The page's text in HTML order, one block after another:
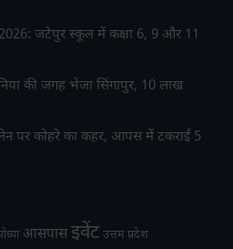
जटेपुर स्कूल में कक्षा 6, 9 और 11
की जगह भेजा सिंगापुर, 10 लाख
पर कोहरे का कहर, आपस में टकराईं 5
आसपास इवेंट उत्तम प्रदेश